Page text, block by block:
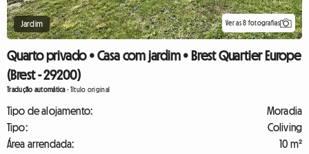
Jardim Ver as 8 fotografias
Quarto privado • Casa com jardim • Brest Quartier Europe
(Brest - 29200)
Tradução automática-Título original
Tipo de alojamento:
Moradia
Tipo:
Coliving
Área arrendada:
10 m²